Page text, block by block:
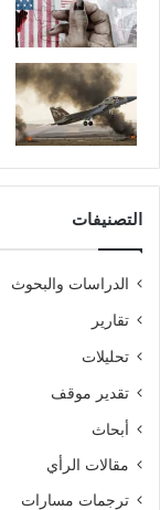
التصنيفات
الدراسات والبحوث
تقارير
تحليلات
تقدير موقف
أبحاث
مقالات الرأي
ترجمات مسارات